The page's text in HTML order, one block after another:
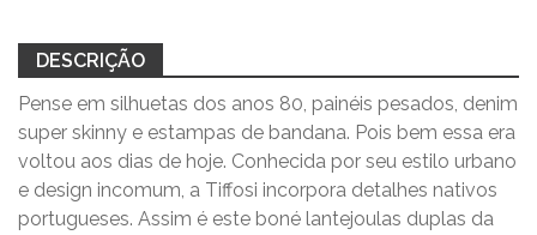
DESCRIÇÃO
Pense em silhuetas dos anos 80, painéis pesados, denim
super skinny e estampas de bandana. Pois bem essa era
voltou aos dias de hoje. Conhecida por seu estilo urbano
e design incomum, a Tiffosi incorpora detalhes nativos
portugueses. Assim é este boné lantejoulas duplas da